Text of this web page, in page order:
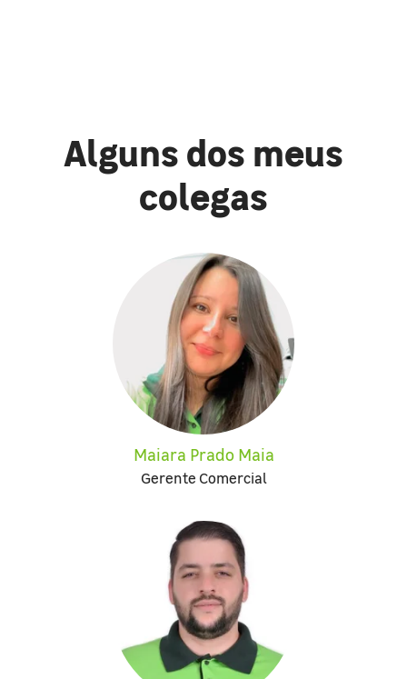
Alguns dos meus
colegas
Maiara Prado Maia
Gerente Comercial